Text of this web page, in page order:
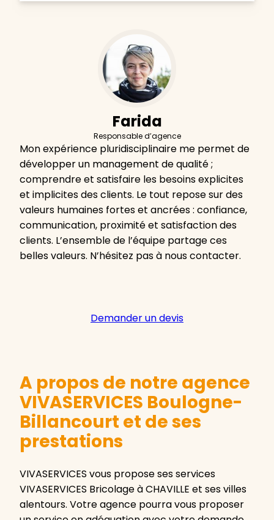
Farida
Responsable d’agence
Mon expérience pluridisciplinaire me permet de
développer un management de qualité ;
comprendre et satisfaire les besoins explicites
et implicites des clients. Le tout repose sur des
valeurs humaines fortes et ancrées : confiance,
communication, proximité et satisfaction des
clients. L’ensemble de l’équipe partage ces
belles valeurs. N’hésitez pas à nous contacter.
Demander un devis
A propos de notre agence
VIVASERVICES Boulogne-
Billancourt et de ses
prestations
VIVASERVICES vous propose ses services
VIVASERVICES Bricolage à CHAVILLE et ses villes
alentours. Votre agence pourra vous proposer